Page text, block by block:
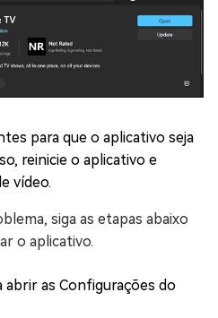
para que o aplicativo seja
reinicie o aplicativo e
vídeo.
siga as etapas abaixo
o aplicativo.
abrir as Configurações do